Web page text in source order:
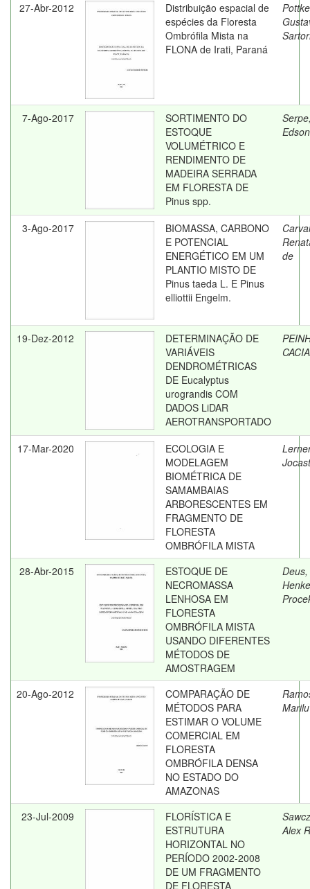
27-Abr-2012
Distribuição espacial de
espécies da Floresta
Ombrófila Mista na
FLONA de Irati, Paraná
7-Ago-2017
SORTIMENTO DO
ESTOQUE
VOLUMÉTRICO E
RENDIMENTO DE
MADEIRA SERRADA
EM FLORESTA DE
Pinus spp.
3-Ago-2017
BIOMASSA, CARBONO
E POTENCIAL
ENERGÉTICO EM UM
PLANTIO MISTO DE
Pinus taeda L. E Pinus
elliottii Engelm.
de
19-Dez-2012
DETERMINAÇÃO DE
VARIÁVEIS
DENDROMÉTRICAS
DE Eucalyptus
urograndis COM
DADOS LiDAR
AEROTRANSPORTADO
17-Mar-2020
ECOLOGIA E
MODELAGEM
BIOMÉTRICA DE
SAMAMBAIAS
ARBORESCENTES EM
FRAGMENTO DE
FLORESTA
OMBRÓFILA MISTA
28-Abr-2015
ESTOQUE DE
NECROMASSA
LENHOSA EM
FLORESTA
OMBRÓFILA MISTA
USANDO DIFERENTES
MÉTODOS DE
AMOSTRAGEM
20-Ago-2012
COMPARAÇÃO DE
MÉTODOS PARA
ESTIMAR O VOLUME
COMERCIAL EM
FLORESTA
OMBRÓFILA DENSA
NO ESTADO DO
AMAZONAS
Marilu
23-Jul-2009
FLORÍSTICA E
ESTRUTURA
HORIZONTAL NO
PERÍODO 2002-2008
DE UM FRAGMENTO
DE FLORESTA
Alex